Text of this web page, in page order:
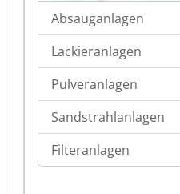
Absauganlagen
Lackieranlagen
Pulveranlagen
Sandstrahlanlagen
Filteranlagen